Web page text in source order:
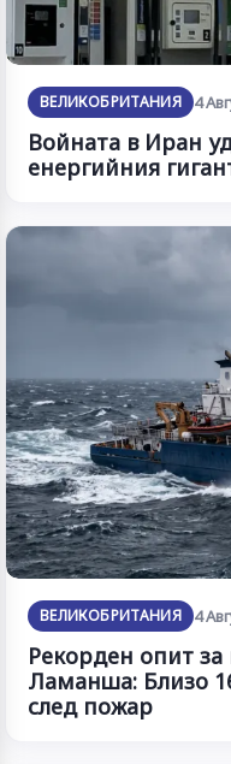
ВЕЛИКОБРИТАНИЯ 4
Войната в Иран
енергийния
ВЕЛИКОБРИТАНИЯ 4
Рекорден опит за
Ламанша: Близо
след пожар